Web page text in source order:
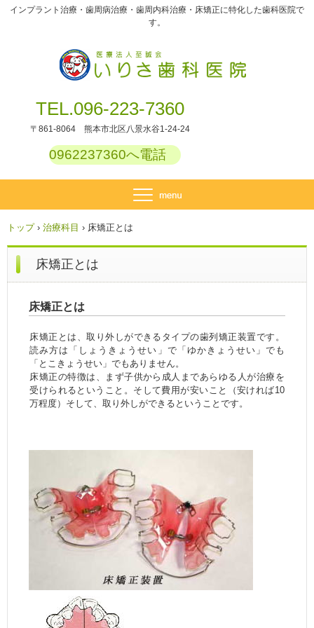
インプラント治療・歯周病治療・歯周内科治療・床矯正に特化した歯科医院で
す。
TEL.096-223-7360
〒861-8064 熊本市北区八景水谷1-24-24
0962237360へ電話
トップ › 治療科目 › 床矯正とは
床矯正とは
床矯正とは
床矯正とは、取り外しができるタイプの歯列矯正装置です。
読み方は「しょうきょうせい」で「ゆかきょうせい」でも
「とこきょうせい」でもありません。
床矯正の特徴は、まず子供から成人まであらゆる人が治療を
受けられるということ。そして費用が安いこと（安ければ10
万程度）そして、取り外しができるということです。